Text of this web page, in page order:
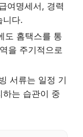
여명세서, 경력
니다.
도 홈택스를 통
을 주기적으로
서류는 일정 기
는 습관이 중